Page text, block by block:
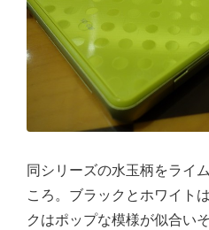
同シリーズの水玉柄をライ
ころ。ブラックとホワイト
クはポップな模様が似合いそ